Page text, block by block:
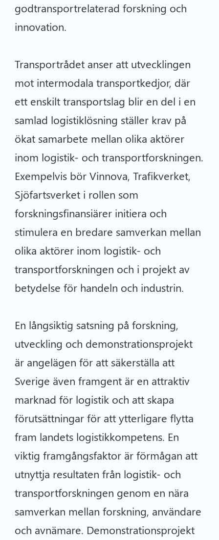
godtransportrelaterad forskning och
innovation.
Transportrådet anser att utvecklingen
mot intermodala transportkedjor, där
ett enskilt transportslag blir en del i en
samlad logistiklösning ställer krav på
ökat samarbete mellan olika aktörer
inom logistik- och transportforskningen.
Exempelvis bör Vinnova, Trafikverket,
Sjöfartsverket i rollen som
forskningsfinansiärer initiera och
stimulera en bredare samverkan mellan
olika aktörer inom logistik- och
transportforskningen och i projekt av
betydelse för handeln och industrin.
En långsiktig satsning på forskning,
utveckling och demonstrationsprojekt
är angelägen för att säkerställa att
Sverige även framgent är en attraktiv
marknad för logistik och att skapa
förutsättningar för att ytterligare flytta
fram landets logistikkompetens. En
viktig framgångsfaktor är förmågan att
utnyttja resultaten från logistik- och
transportforskningen genom en nära
samverkan mellan forskning, användare
och avnämare. Demonstrationsprojekt